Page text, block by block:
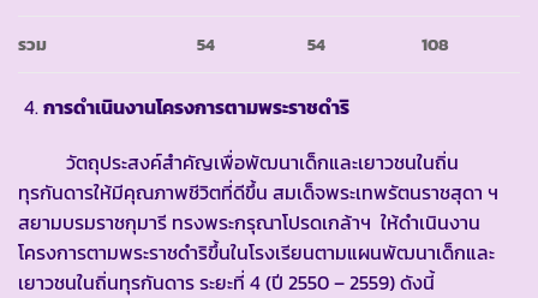
รวม 54 54 108
การดำเนินงานโครงการตามพระราชดำริ
วัตถุประสงค์สำคัญเพื่อพัฒนาเด็กและเยาวชนในถิ่น
ทุรกันดารให้มีคุณภาพชีวิตที่ดีขึ้น สมเด็จพระเทพรัตนราชสุดา ฯ
สยามบรมราชกุมารี ทรงพระกรุณาโปรดเกล้าฯ ให้ดำเนินงาน
โครงการตามพระราชดำริขึ้นในโรงเรียนตามแผนพัฒนาเด็กและ
เยาวชนในถิ่นทุรกันดาร ระยะที่ 4 (ปี 2550 – 2559) ดังนี้